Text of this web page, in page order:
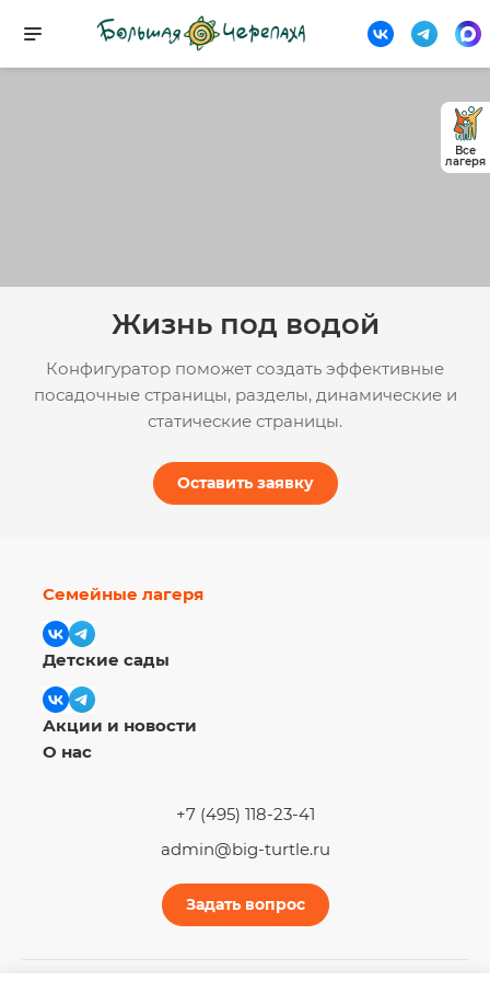
Все
лагеря
Жизнь под водой
Конфигуратор поможет создать эффективные
посадочные страницы, разделы, динамические и
статические страницы.
Оставить заявку
Семейные лагеря
Детские сады
Акции и новости
О нас
+7 (495) 118-23-41
admin@big-turtle.ru
Задать вопрос